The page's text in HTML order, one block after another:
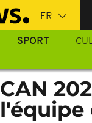
SPORT
CAN
l'équipe